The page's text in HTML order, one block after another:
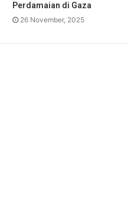
Perdamaian di Gaza
26 November, 2025